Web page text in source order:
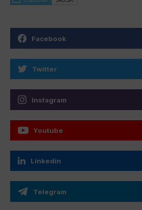
Facebook
Twitter
Instagram
Youtube
Linkedin
Telegram